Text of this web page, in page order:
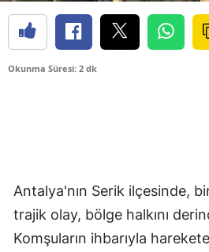
Okunma Süresi: 2 dk
Antalya'nın Serik ilçesinde,
trajik olay, bölge halkını
Komşuların ihbarıyla